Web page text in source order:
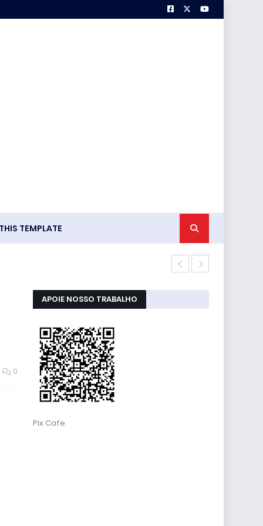
TEMPLATE
0
APOIE NOSSO TRABALHO
Pix Cafe